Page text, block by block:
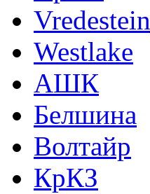
Vredestein
Westlake
АШК
Белшина
Волтайр
КрКЗ